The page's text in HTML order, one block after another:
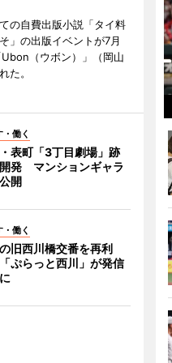
の自費出版小説「タイ料
」の出版イベントが7月
（ウボン）」（岡山
た。
・働く
表町「3丁目劇場」跡
発 マンションギャラ
開
・働く
旧西川橋交番を再利
ぷらっと西川」が発信